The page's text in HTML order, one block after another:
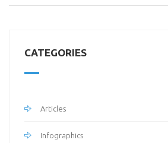
CATEGORIES
Articles
Infographics